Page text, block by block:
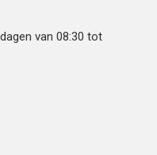
van 08:30 tot